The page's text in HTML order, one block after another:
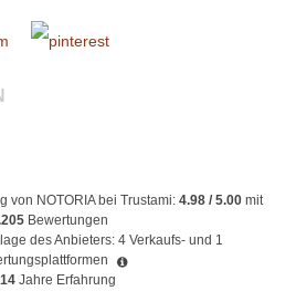
von NOTORIA bei Trustami: 4.98 / 5.00mit
Bewertungen
des Anbieters: 4 Verkaufs- und 1
14 Jahre Erfahrung